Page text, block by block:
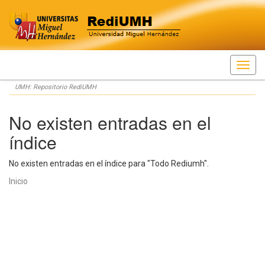
Skip
navigation
UMH: Repositorio RediUMH
No existen entradas en el
índice
No existen entradas en el índice para "Todo Rediumh".
Inicio